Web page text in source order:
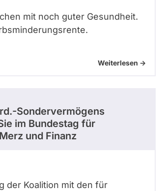
mit noch guter Gesundheit.
Weiterlesen ->
Sondervermögens
im Bundestag für
und Finanz
der Koalition mit den für